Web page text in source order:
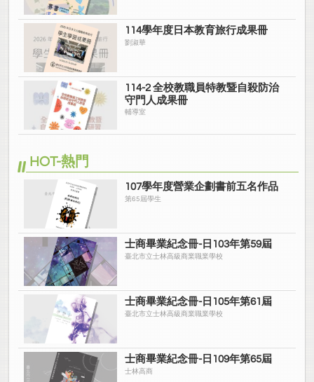
114學年度日本教育旅行成果冊
劉淑華
114-2 全校教職員特教暨自殺防治
守門人成果冊
輔導室
HOT-熱門
107學年度營業企劃書前五名作品
第65屆學生
士商畢業紀念冊-日103年第59屆
臺北市立士林高級商業職業學校
士商畢業紀念冊-日105年第61屆
臺北市立士林高級商業職業學校
士商畢業紀念冊-日109年第65屆
士林高商